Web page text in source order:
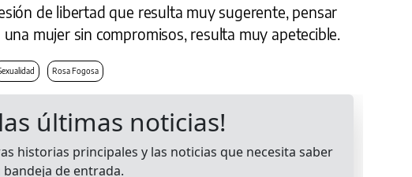
de libertad que resulta muy sugerente, pensar
mujer sin compromisos, resulta muy apetecible.
Rosa Fogosa